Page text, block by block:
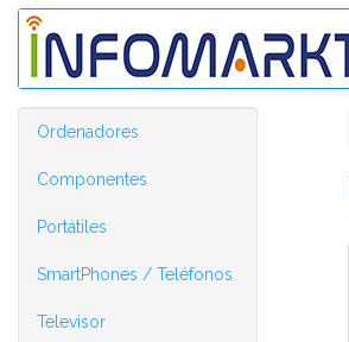
Ordenadores
Componentes
Portátiles
SmartPhones / Teléfonos
Televisor